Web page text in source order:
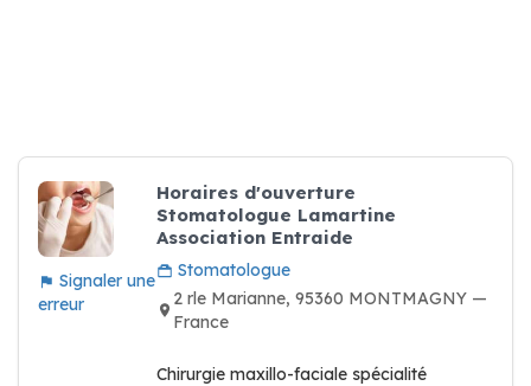
Signaler une
erreur
Horaires d'ouverture
Stomatologue Lamartine
Association Entraide
Stomatologue
2 rle Marianne, 95360 MONTMAGNY —
France
Chirurgie maxillo-faciale spécialité